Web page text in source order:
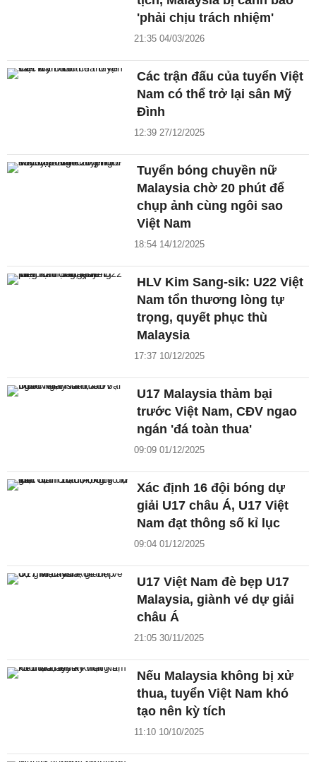
'phải chịu trách nhiệm'
21:35 04/03/2026
Các trận đấu của tuyển Việt
Nam có thể trở lại sân Mỹ
Đình
12:39 27/12/2025
Tuyển bóng chuyền nữ
Malaysia chờ 20 phút để
chụp ảnh cùng ngôi sao
Việt Nam
18:54 14/12/2025
HLV Kim Sang-sik: U22 Việt
Nam tổn thương lòng tự
trọng, quyết phục thù
Malaysia
17:37 10/12/2025
U17 Malaysia thảm bại
trước Việt Nam, CĐV ngao
ngán 'đá toàn thua'
09:09 01/12/2025
Xác định 16 đội bóng dự
giải U17 châu Á, U17 Việt
Nam đạt thông số kỉ lục
09:04 01/12/2025
U17 Việt Nam đè bẹp U17
Malaysia, giành vé dự giải
châu Á
21:05 30/11/2025
Nếu Malaysia không bị xử
thua, tuyển Việt Nam khó
tạo nên kỳ tích
11:10 10/10/2025